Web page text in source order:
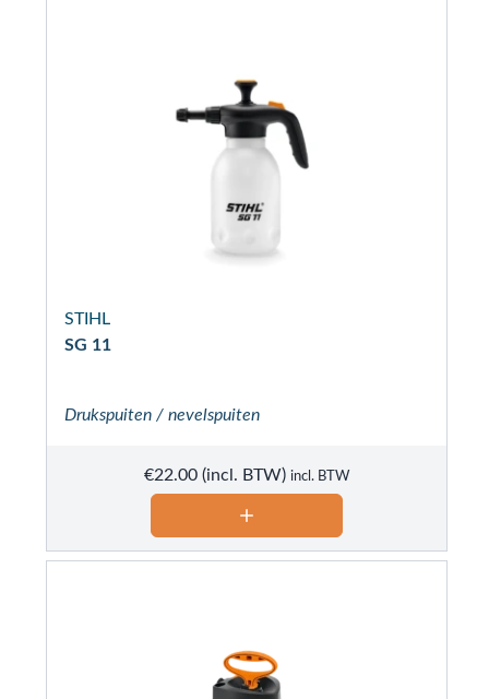
STIHL
SG 11
Drukspuiten / nevelspuiten
€22.00 incl. BTW